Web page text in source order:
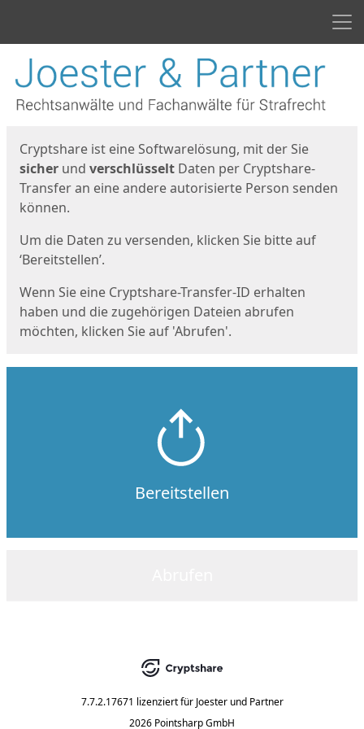
Start
Cryptshare ist eine Softwarelösung, mit der Sie
sicher und verschlüsselt Daten per Cryptshare-
Transfer an eine andere autorisierte Person senden
können.
Um die Daten zu versenden, klicken Sie bitte auf
‘Bereitstellen’.
Wenn Sie eine Cryptshare-Transfer-ID erhalten
haben und die zugehörigen Dateien abrufen
möchten, klicken Sie auf 'Abrufen'.
Bereitstellen
7.7.2.17671 lizenziert für Joester und Partner
2026 Pointsharp GmbH